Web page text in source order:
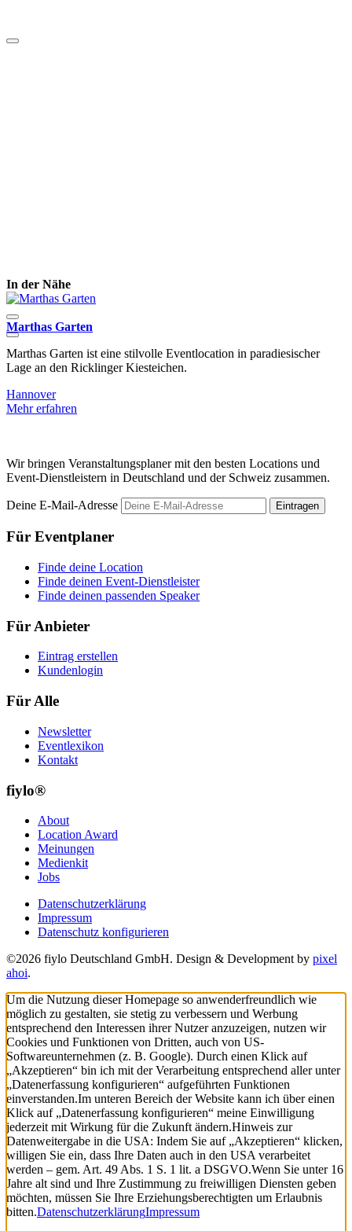
In der Nähe
Marthas Garten
Marthas Garten ist eine stilvolle Eventlocation in paradiesischer
Lage an den Ricklinger Kiesteichen.
Hannover
Mehr erfahren
Wir bringen Veranstaltungsplaner mit den besten Locations und
Event-Dienstleistern in Deutschland und der Schweiz zusammen.
Deine E-Mail-Adresse Eintragen
Für Eventplaner
Finde deine Location
Finde deinen Event-Dienstleister
Finde deinen passenden Speaker
Für Anbieter
Eintrag erstellen
Kundenlogin
Für Alle
Newsletter
Eventlexikon
Kontakt
fiylo®
About
Location Award
Meinungen
Medienkit
Jobs
Datenschutzerklärung
Impressum
Datenschutz konfigurieren
©2026 fiylo Deutschland GmbH. Design & Development by pixel
ahoi.
Um die Nutzung dieser Homepage so anwenderfreundlich wie
möglich zu gestalten, sie stetig zu verbessern und Werbung
entsprechend den Interessen ihrer Nutzer anzuzeigen, nutzen wir
Cookies und Funktionen von Dritten, auch von US-
Softwareunternehmen (z. B. Google). Durch einen Klick auf
„Akzeptieren“ bin ich mit der Verarbeitung entsprechend aller unter
„Datenerfassung konfigurieren“ aufgeführten Funktionen
einverstanden.Im unteren Bereich der Website kann ich über einen
Klick auf „Datenerfassung konfigurieren“ meine Einwilligung
jederzeit mit Wirkung für die Zukunft ändern.Hinweis zur
Datenweitergabe in die USA: Indem Sie auf „Akzeptieren“ klicken,
willigen Sie ein, dass Ihre Daten auch in den USA verarbeitet
werden – gem. Art. 49 Abs. 1 S. 1 lit. a DSGVO.Wenn Sie unter 16
Jahre alt sind und Ihre Zustimmung zu freiwilligen Diensten geben
möchten, müssen Sie Ihre Erziehungsberechtigten um Erlaubnis
bitten.DatenschutzerklärungImpressum